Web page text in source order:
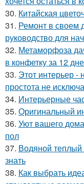
30. Китайская
31. Ремонт в своем
руководство для
32. Метаморфоза
в конфетку за 12
33. Этот интерьер -
простота не
34. Интерьерные
35. Оригинальный
36. Уют вашего
пол
37. Водяной теплый
знать
38. Как выбрать